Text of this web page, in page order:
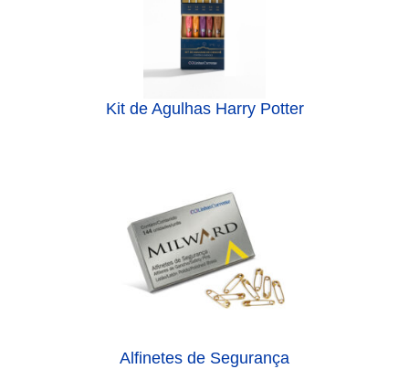
Kit de Agulhas Harry Potter
Alfinetes de Segurança